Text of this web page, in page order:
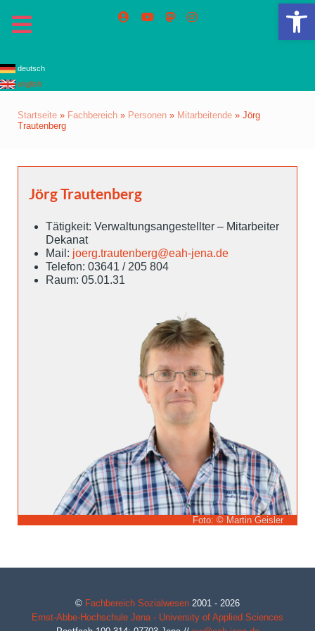
deutsch
english
Startseite » Fachbereich » Personen » Mitarbeitende » Jörg
Trautenberg
Jörg Trautenberg
Tätigkeit: Verwaltungsangestellter – Mitarbeiter
Dekanat
Mail: joerg.trautenberg@eah-jena.de
Telefon: 03641 / 205 804
Raum: 05.01.31
Foto: © Martin Geisler
© Fachbereich Sozialwesen 2001 - 2026
Ernst-Abbe-Hochschule Jena - University of Applied Sciences